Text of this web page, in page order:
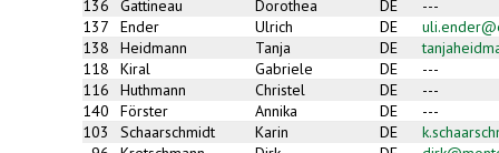
136
Gattineau Dorothea DE
---
137
Ender Ulrich DE
138
Heidmann Tanja DE
118
Kiral Gabriele DE
---
116
Huthmann Christel DE
---
140
Förster Annika DE
---
103
Schaarschmidt Karin DE